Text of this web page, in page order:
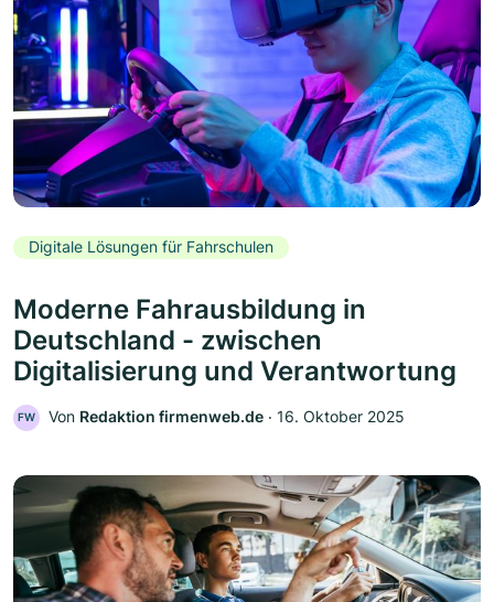
Digitale Lösungen für Fahrschulen
Moderne Fahrausbildung in
Deutschland - zwischen
Digitalisierung und Verantwortung
FW Von Redaktion firmenweb.de ‧ 16. Oktober 2025